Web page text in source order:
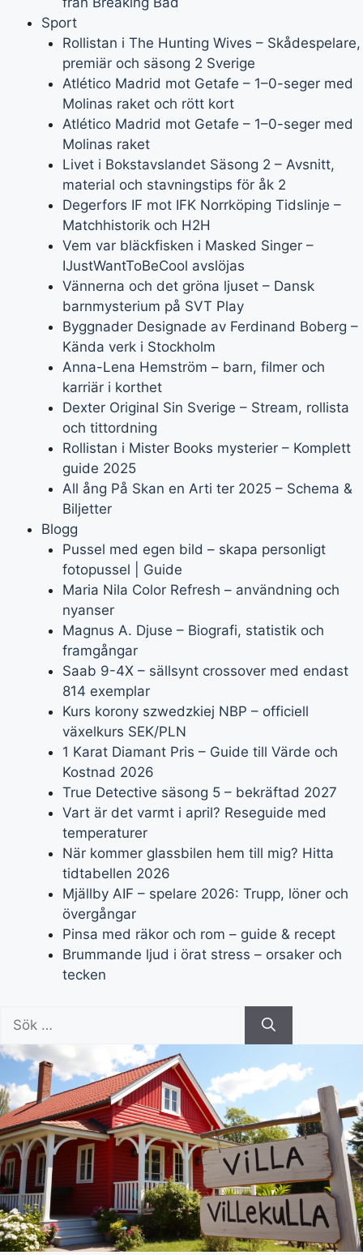
Sport
Rollistan i The Hunting Wives – Skådespelare,
premiär och säsong 2 Sverige
Atlético Madrid mot Getafe – 1–0-seger med
Molinas raket och rött kort
Atlético Madrid mot Getafe – 1–0-seger med
Molinas raket
Livet i Bokstavslandet Säsong 2 – Avsnitt,
material och stavningstips för åk 2
Degerfors IF mot IFK Norrköping Tidslinje –
Matchhistorik och H2H
Vem var bläckfisken i Masked Singer –
IJustWantToBeCool avslöjas
Vännerna och det gröna ljuset – Dansk
barnmysterium på SVT Play
Byggnader Designade av Ferdinand Boberg –
Kända verk i Stockholm
Anna-Lena Hemström – barn, filmer och
karriär i korthet
Dexter Original Sin Sverige – Stream, rollista
och tittordning
Rollistan i Mister Books mysterier – Komplett
guide 2025
All ång På Skan en Arti ter 2025 – Schema &
Biljetter
Blogg
Pussel med egen bild – skapa personligt
fotopussel | Guide
Maria Nila Color Refresh – användning och
nyanser
Magnus A. Djuse – Biografi, statistik och
framgångar
Saab 9-4X – sällsynt crossover med endast
814 exemplar
Kurs korony szwedzkiej NBP – officiell
växelkurs SEK/PLN
1 Karat Diamant Pris – Guide till Värde och
Kostnad 2026
True Detective säsong 5 – bekräftad 2027
Vart är det varmt i april? Reseguide med
temperaturer
När kommer glassbilen hem till mig? Hitta
tidtabellen 2026
Mjällby AIF – spelare 2026: Trupp, löner och
övergångar
Pinsa med räkor och rom – guide & recept
Brummande ljud i örat stress – orsaker och
tecken
efter: